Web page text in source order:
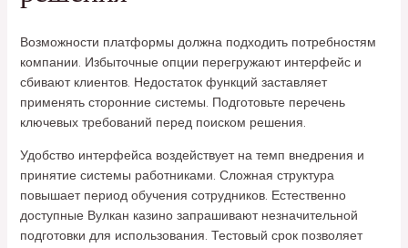
Возможности платформы должна подходить потребностям
компании. Избыточные опции перегружают интерфейс и
сбивают клиентов. Недостаток функций заставляет
применять сторонние системы. Подготовьте перечень
ключевых требований перед поиском решения.
Удобство интерфейса воздействует на темп внедрения и
принятие системы работниками. Сложная структура
повышает период обучения сотрудников. Естественно
доступные Вулкан казино запрашивают незначительной
подготовки для использования. Тестовый срок позволяет